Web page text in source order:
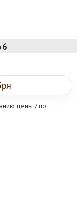
цены / по